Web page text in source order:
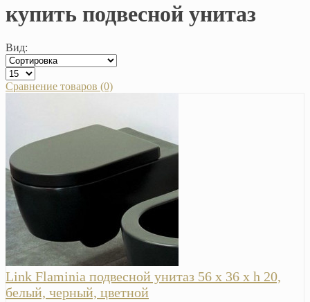
купить подвесной унитаз
Вид:
Сравнение товаров (0)
Link Flaminia подвесной унитаз 56 x 36 x h 20,
белый, черный, цветной